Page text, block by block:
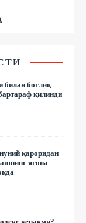
билан боғлиқ
қилинди
қароридан
ягона